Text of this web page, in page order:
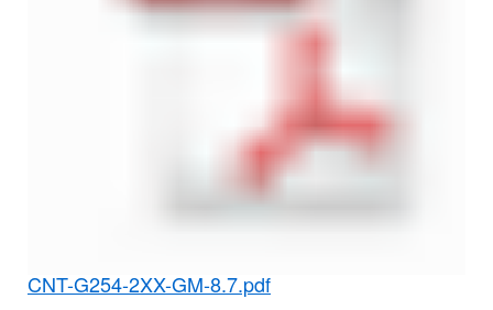
CNT-G254-2XX-GM-8.7.pdf